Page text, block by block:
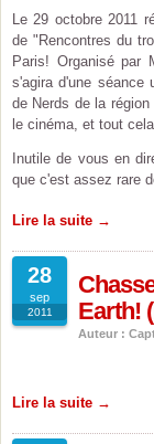
Le 29 octobre 2011
de "Rencontres du
Paris! Organisé par
s'agira d'une séance
de Nerds de la
le cinéma, et tout
Inutile de vous en
que c'est assez rare
Lire la suite →
28
sep
2011
Earth!
Auteur :
Lire la suite →